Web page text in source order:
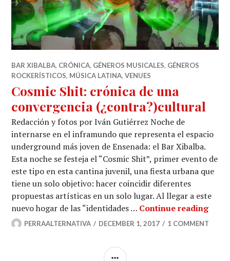
BAR XIBALBA, CRÓNICA, GÉNEROS MUSICALES, GÉNEROS
ROCKERÍSTICOS, MÚSICA LATINA,VENUES
Cosmic Shit: crónica de una
convergencia (¿contra?)cultural
Redacción y fotos por Iván Gutiérrez Noche de
internarse en el inframundo que representa el espacio
underground más joven de Ensenada: el Bar Xibalba.
Esta noche se festeja el “Cosmic Shit”, primer evento de
este tipo en esta cantina juvenil, una fiesta urbana que
tiene un solo objetivo: hacer coincidir diferentes
propuestas artísticas en un solo lugar. Al llegar a este
nuevo hogar de las “identidades … Continue reading
PERRAALTERNATIVA DECEMBER 1, 2017 1 COMMENT
SIDEBAR